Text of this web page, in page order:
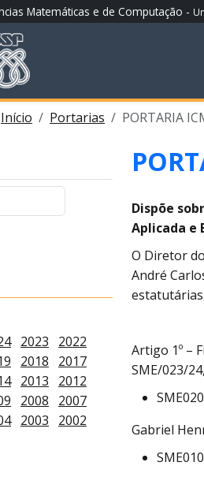
Matemáticas e de Computação -
Início Portarias PORTARIA
2023
2022
2018
2017
2013
2012
2008
2007
2003
2002
Dispõe
Aplicada e
O Diretor
André
Artigo 1º –
SME/023/
Gabriel